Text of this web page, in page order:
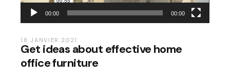
00:00 00:00
18 JANVIER 2021
Get ideas about effective home
office furniture